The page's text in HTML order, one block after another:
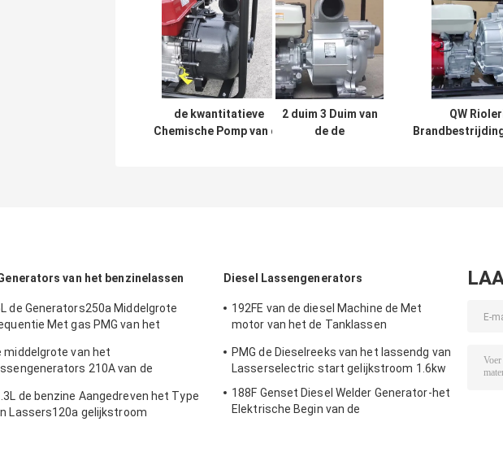
de kwantitatieve
Chemische Pomp van de
2 duim 3 Duim van
de de
QW
van het benzinelassen
de Generators250a Middelgrote
Met gas PMG van het
middelgrote van het
210A van de
Motor
de benzine Aangedreven het Type
Lassers120a gelijkstroom
Diesel Lassengenerators
192FE van de diesel Machine de Met
motor van het de Tanklassen
PMG de Dieselreeks van het lassendg van
Lasserselectric start gelijkstroom 1.6kw
188F Genset Diesel Welder Generator-het
Elektrische Begin van de